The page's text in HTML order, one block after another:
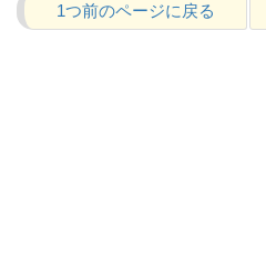
1つ前のページに戻る